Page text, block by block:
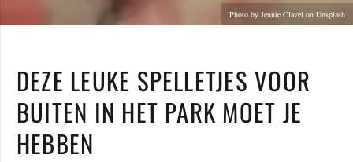
Photo by Jennie Clavel on Unsplash
DEZE LEUKE SPELLETJES VOOR
BUITEN IN HET PARK MOET JE
HEBBEN